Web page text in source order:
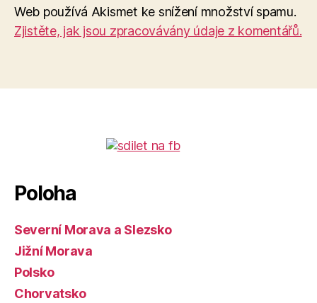
Web používá Akismet ke snížení množství spamu.
Zjistěte, jak jsou zpracovávány údaje z komentářů.
Poloha
Severní Morava a Slezsko
Jižní Morava
Polsko
Chorvatsko